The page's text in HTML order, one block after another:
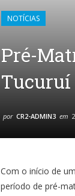
NOTÍCIAS
Pré-
Tucuruí
por CR2-ADMIN3 em
Com o início de
período de pré-